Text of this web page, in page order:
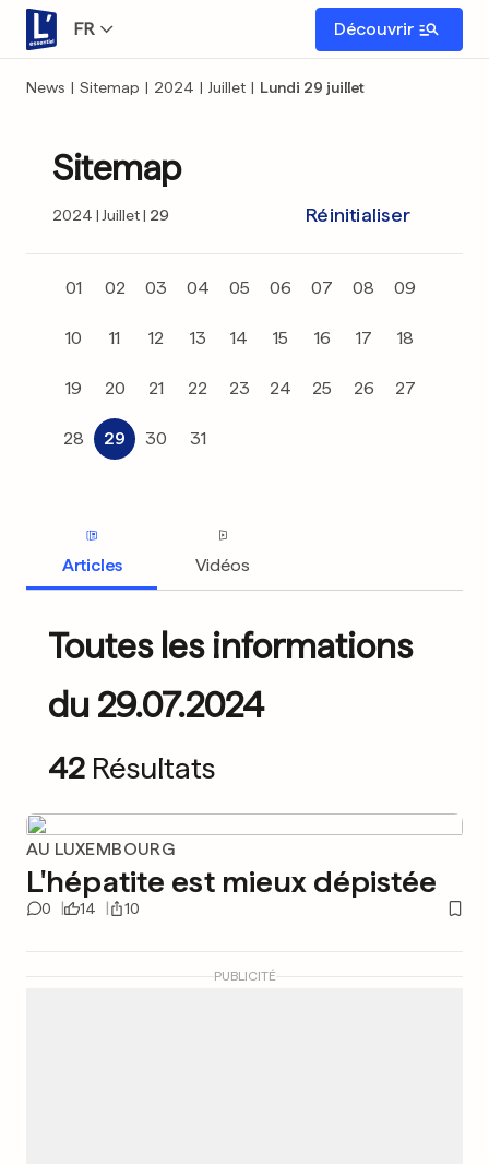
FR Découvrir
News | Sitemap | 2024 | Juillet | Lundi 29 juillet
Sitemap
2024 Juillet 29 Réinitialiser
01 02 03 04 05 06 07 08 09
10 11 12 13 14 15 16 17 18
19 20 21 22 23 24 25 26 27
28 29 30 31
Articles Vidéos
Toutes les informations
du 29.07.2024
42 Résultats
AU LUXEMBOURG
L'hépatite est mieux dépistée
0 14 10
PUBLICITÉ